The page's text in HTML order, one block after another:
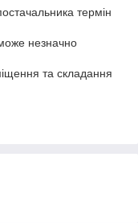
термін
незначно
та складання